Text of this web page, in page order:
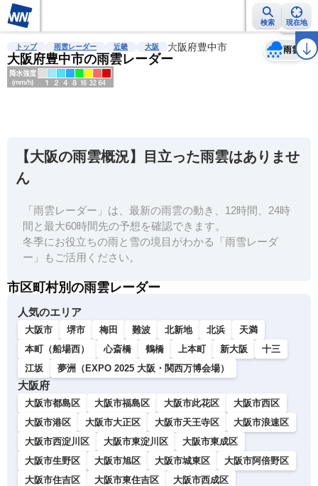
検索 現在地
雨雲レーダー 台風情報 地震情報 警報・注意報 2週間天気 ラ
トップ 雨雲レーダー 近畿 大阪 大阪府豊中市
大阪府豊中市の雨雲レーダー
雨雲
天気 台風
【大阪の雨雲概況】目立った雨雲はありませ
ん
「雨雲レーダー」は、最新の雨雲の動き、12時間、24時
間と最大60時間先の予想を確認できます。
冬季にお役立ちの雨と雪の境目がわかる「雨雪レーダ
ー」もご活用ください。
市区町村別の雨雲レーダー
人気のエリア
大阪市 堺市 梅田 難波 北新地 北浜
天満
本町（船場西）
心斎橋 鶴橋 上本町 新大阪
十三
江坂
夢洲（EXPO 2025 大阪・関西万博会場）
大阪府
大阪市都島区 大阪市福島区 大阪市此花区
大阪市西区
大阪市港区
大阪市大正区 大阪市天王寺区
大阪市浪速区
大阪市西淀川区
大阪市東淀川区
大阪市東成区
大阪市生野区
大阪市旭区 大阪市城東区
大阪市阿倍野区
大阪市住吉区
大阪市東住吉区
大阪市西成区